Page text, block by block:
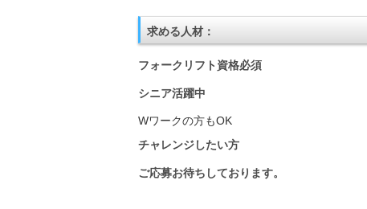
求める人材：
フォークリフト資格必須
シニア活躍中
Wワークの方もOK
チャレンジしたい方
ご応募お待ちしております。